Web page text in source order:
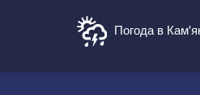
Погода в